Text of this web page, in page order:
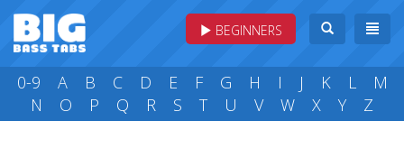
BEGINNERS
0-9 A B C D E F G H I J K L
M
N
O P Q R S T U V W X Y Z